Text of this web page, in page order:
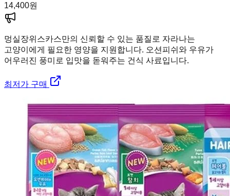
14,400원
멍실장위스카스만의 신뢰할 수 있는 품질로 자라나는
고양이에게 필요한 영양을 지원합니다. 오션피쉬와 우유가
어우러진 풍미로 입맛을 돋워주는 건식 사료입니다.
최저가 구매